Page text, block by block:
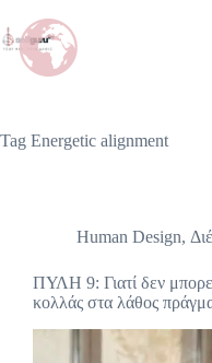
Tag Energetic alignment
Human Design,
ΠΥΛΗ 9: Γιατί δεν
κολλάς στα λάθος